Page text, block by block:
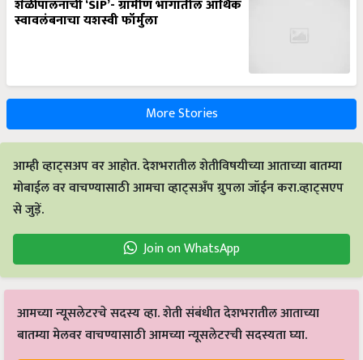
शेळीपालनाची ‘SIP’- ग्रामीण भागातील आर्थिक
स्वावलंबनाचा यशस्वी फॉर्मुला
More Stories
आम्ही व्हाट्सअप वर आहोत. देशभरातील शेतीविषयीच्या आताच्या बातम्या
मोबाईल वर वाचण्यासाठी आमचा व्हाट्सअँप ग्रुपला जॉईन करा.व्हाट्सएप
से जुड़ें.
Join on WhatsApp
आमच्या न्यूसलेटरचे सदस्य व्हा. शेती संबंधीत देशभरातील आताच्या
बातम्या मेलवर वाचण्यासाठी आमच्या न्यूसलेटरची सदस्यता घ्या.